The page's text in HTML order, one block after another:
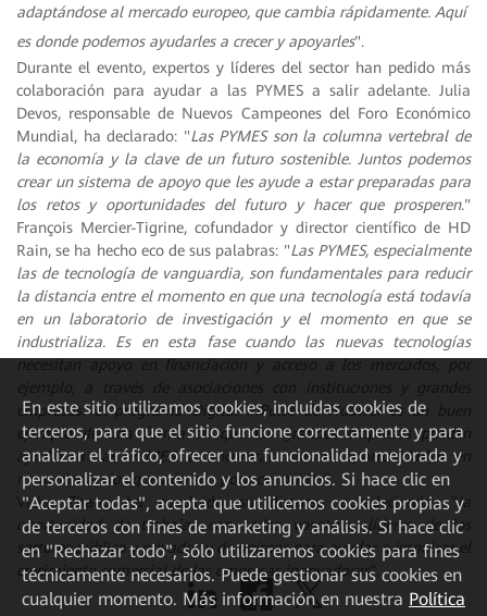
adaptándose al mercado europeo, que cambia rápidamente. Aquí
es donde podemos ayudarles a crecer y apoyarles".
Durante el evento, expertos y líderes del sector han pedido más
colaboración para ayudar a las PYMES a salir adelante. Julia
Devos, responsable de Nuevos Campeones del Foro Económico
Mundial, ha declarado: "Las PYMES son la columna vertebral de
la economía y la clave de un futuro sostenible. Juntos podemos
crear un sistema de apoyo que les ayude a estar preparadas para
los retos y oportunidades del futuro y hacer que prosperen."
François Mercier-Tigrine, cofundador y director científico de HD
Rain, se ha hecho eco de sus palabras: "Las PYMES, especialmente
las de tecnología de vanguardia, son fundamentales para reducir
la distancia entre el momento en que una tecnología está todavía
en un laboratorio de investigación y el momento en que se
industrializa. Es en esta fase cuando las nuevas tecnologías
empresas. El programa Digital InPulse de Huawei es un buen
ejemplo de una forma en que las grandes empresas pueden
ayudar a las PYMES a encontrar nuevas oportunidades en
mercados en los que aún son poco conocidas".
Vicky Zhang ha concluido su discurso agradeciendo: "la
oportunidad de trabajar con todos vosotros -líderes de los
sectores público y privado- y de unirnos para ayudar a impulsar el
crecimiento comercial de las empresas innovadoras".
En este sitio utilizamos cookies, incluidas cookies de
terceros, para que el sitio funcione correctamente y para
analizar el tráfico, ofrecer una funcionalidad mejorada y
personalizar el contenido y los anuncios. Si hace clic en
"Aceptar todas", acepta que utilicemos cookies propias y
de terceros con fines de marketing y análisis. Si hace clic
en "Rechazar todo", sólo utilizaremos cookies para fines
técnicamente necesarios. Puede gestionar sus cookies en
cualquier momento. Más información en nuestra Política